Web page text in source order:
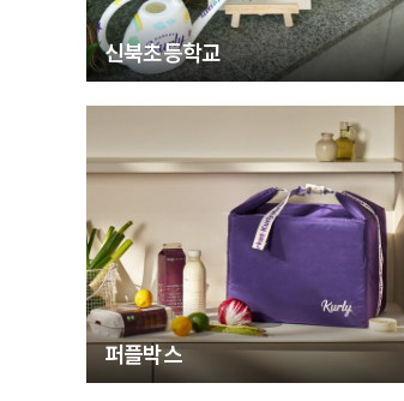
신북초등학교
퍼플박스